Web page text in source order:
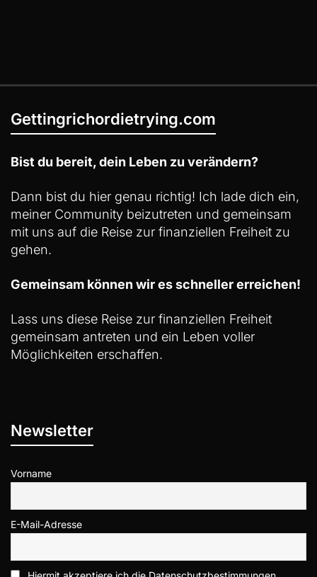
Gettingrichordietrying.com
Bist du bereit, dein Leben zu verändern?
Dann bist du hier genau richtig! Ich lade dich ein,
meiner Community beizutreten und gemeinsam
mit uns auf die Reise zur finanziellen Freiheit zu
gehen.
Gemeinsam können wir es schneller erreichen!
Lass uns diese Reise zur finanziellen Freiheit
gemeinsam antreten und ein Leben voller
Möglichkeiten erschaffen.
Newsletter
Vorname
E-Mail-Adresse